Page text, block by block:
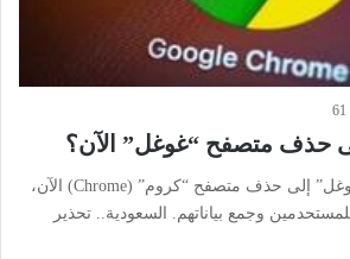
61
حذف متصفح “غوغل” الآن؟
دعا خبراء مستخدمي “غوغل” إلى حذف متصفح “كروم” (Chrome) الآن،
وجمع بياناتهم. السعودية.. تحذير